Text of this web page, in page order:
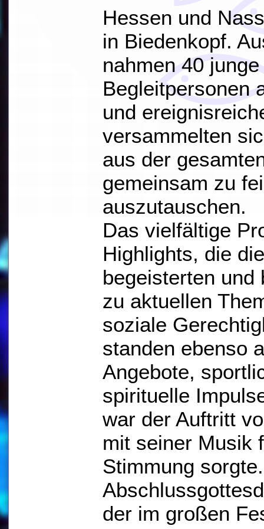
Hessen und
in Biedenkopf.
nahmen 40
Begleitpersonen
und
versammelten
aus der
gemeinsam zu
auszutauschen.
Das vielfältige
Highlights, die
begeisterten und
zu aktuellen
soziale
standen ebenso
Angebote,
spirituelle
war der Auftritt
mit seiner Musik
Stimmung
der im großen